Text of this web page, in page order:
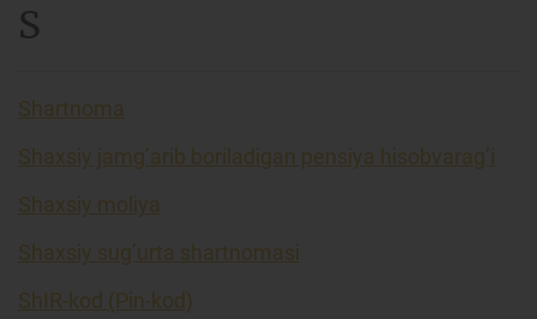
S
Shartnoma
Shaxsiy jamg’arib boriladigan pensiya hisobvarag’i
Shaxsiy moliya
Shaxsiy sug’urta shartnomasi
ShIR-kod (Pin-kod)